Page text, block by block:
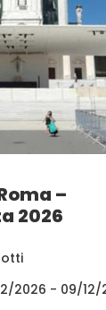
–
2026
2026 - 09/12/